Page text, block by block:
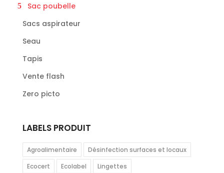
Sac poubelle
Sacs aspirateur
Seau
Tapis
Vente flash
Zero picto
LABELS PRODUIT
Agroalimentaire
Désinfection surfaces et locaux
Ecocert
Ecolabel
Lingettes